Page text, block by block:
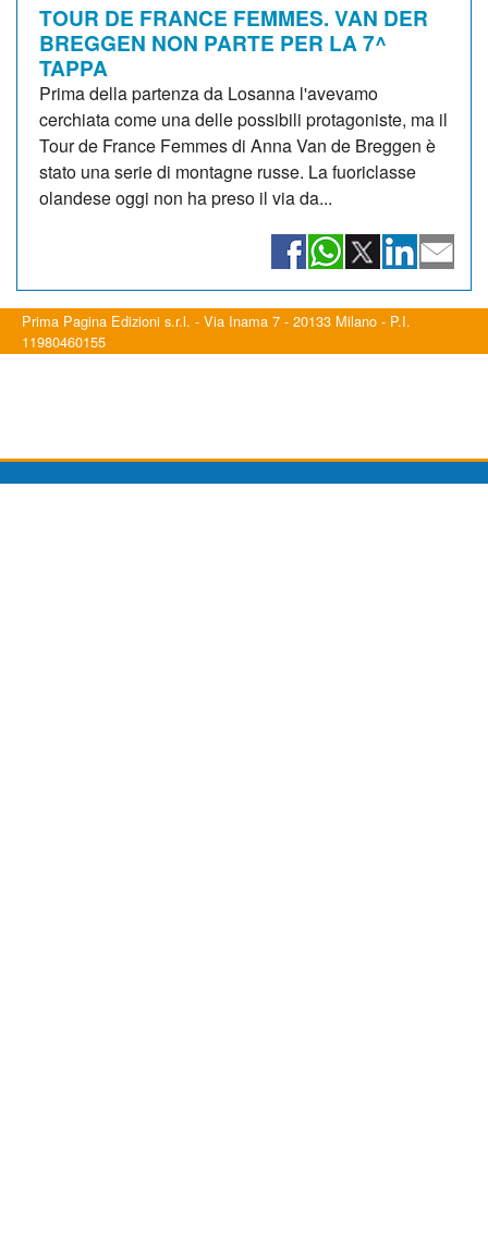
TOUR DE FRANCE FEMMES. VAN DER
BREGGEN NON PARTE PER LA 7^
TAPPA
Prima della partenza da Losanna l'avevamo
cerchiata come una delle possibili protagoniste, ma il
Tour de France Femmes di Anna Van de Breggen è
stato una serie di montagne russe. La fuoriclasse
olandese oggi non ha preso il via da...
Prima Pagina Edizioni s.r.l. - Via Inama 7 - 20133 Milano - P.I.
11980460155